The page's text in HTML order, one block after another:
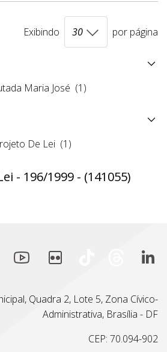
Exibindo por página
Maria José (1)
De Lei (1)
- 196/1999 - (141055)
Quadra 2, Lote 5, Zona Cívico-
Administrativa, Brasília - DF
CEP: 70.094-902